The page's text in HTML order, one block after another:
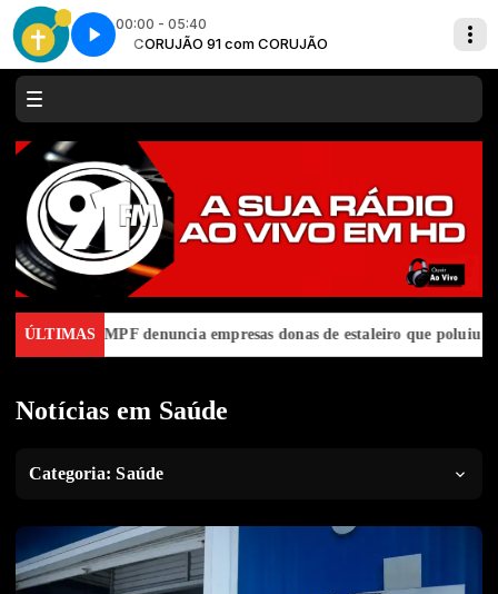
00:00 - 05:40
CORUJÃO 91 com CORUJÃO
Conectados com Cristo - Parte 1
ÚLTIMAS
MPF denuncia empresas donas de estaleiro que poluiu Baía de
Notícias em Saúde
Categoria: Saúde